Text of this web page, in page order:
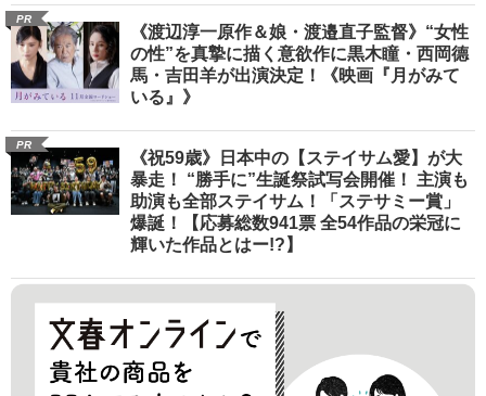
PR
《渡辺淳一原作＆娘・渡邉直子監督》“女性
の性”を真摯に描く意欲作に黒木瞳・西岡德
馬・吉田羊が出演決定！《映画『月がみて
いる』》
PR
《祝59歳》日本中の【ステイサム愛】が大
暴走！ “勝手に”生誕祭試写会開催！ 主演も
助演も全部ステイサム！「ステサミー賞」
爆誕！【応募総数941票 全54作品の栄冠に
輝いた作品とはー!?】